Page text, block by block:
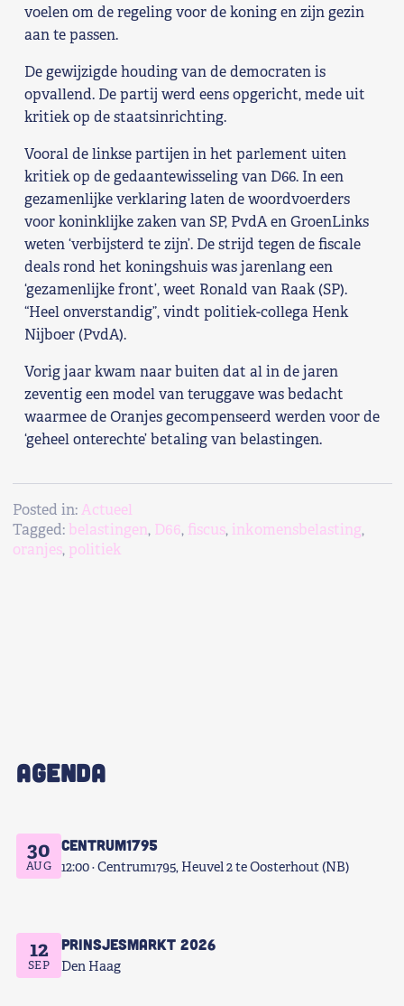
voelen om de regeling voor de koning en zijn gezin
aan te passen.
De gewijzigde houding van de democraten is
opvallend. De partij werd eens opgericht, mede uit
kritiek op de staatsinrichting.
Vooral de linkse partijen in het parlement uiten
kritiek op de gedaantewisseling van D66. In een
gezamenlijke verklaring laten de woordvoerders
voor koninklijke zaken van SP, PvdA en GroenLinks
weten ‘verbijsterd te zijn’. De strijd tegen de fiscale
deals rond het koningshuis was jarenlang een
‘gezamenlijke front’, weet Ronald van Raak (SP).
“Heel onverstandig”, vindt politiek-collega Henk
Nijboer (PvdA).
Vorig jaar kwam naar buiten dat al in de jaren
zeventig een model van teruggave was bedacht
waarmee de Oranjes gecompenseerd werden voor de
‘geheel onterechte’ betaling van belastingen.
Posted in:Actueel
Tagged: belastingen, D66, fiscus,inkomensbelasting,
oranjes, politiek
AGENDA
30
AUG
Centrum1795
12:00 Centrum1795, Heuvel 2 te Oosterhout (NB)
12
SEP
Prinsjesmarkt 2026
Den Haag